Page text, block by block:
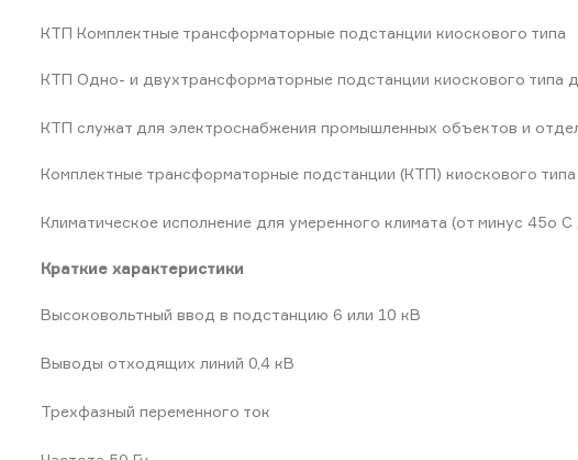
КТП Комплектные трансформаторные подстанции киоскового типа
КТП Одно- и двухтрансформаторные подстанции киоскового типа
КТП служат для электроснабжения промышленных объектов и
Комплектные трансформаторные подстанции (КТП) киоскового
Климатическое исполнение для умеренного климата (от минус 45o
Краткие характеристики
Высоковольтный ввод в подстанцию 6 или 10 кВ
Выводы отходящих линий 0,4 кВ
Трехфазный переменного ток